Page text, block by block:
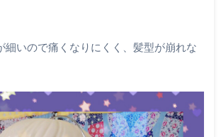
細いので痛くなりにくく、髪型が崩れな